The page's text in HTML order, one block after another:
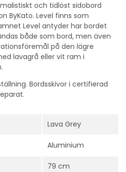
och tidlöst sidobord
ByKato. Level finns som
Level antyder har bordet
både som bord, men även
på den lägre
lavagrå eller vit ram i
Bordsskivor i certifierad
Lava Grey
Aluminium
79 cm